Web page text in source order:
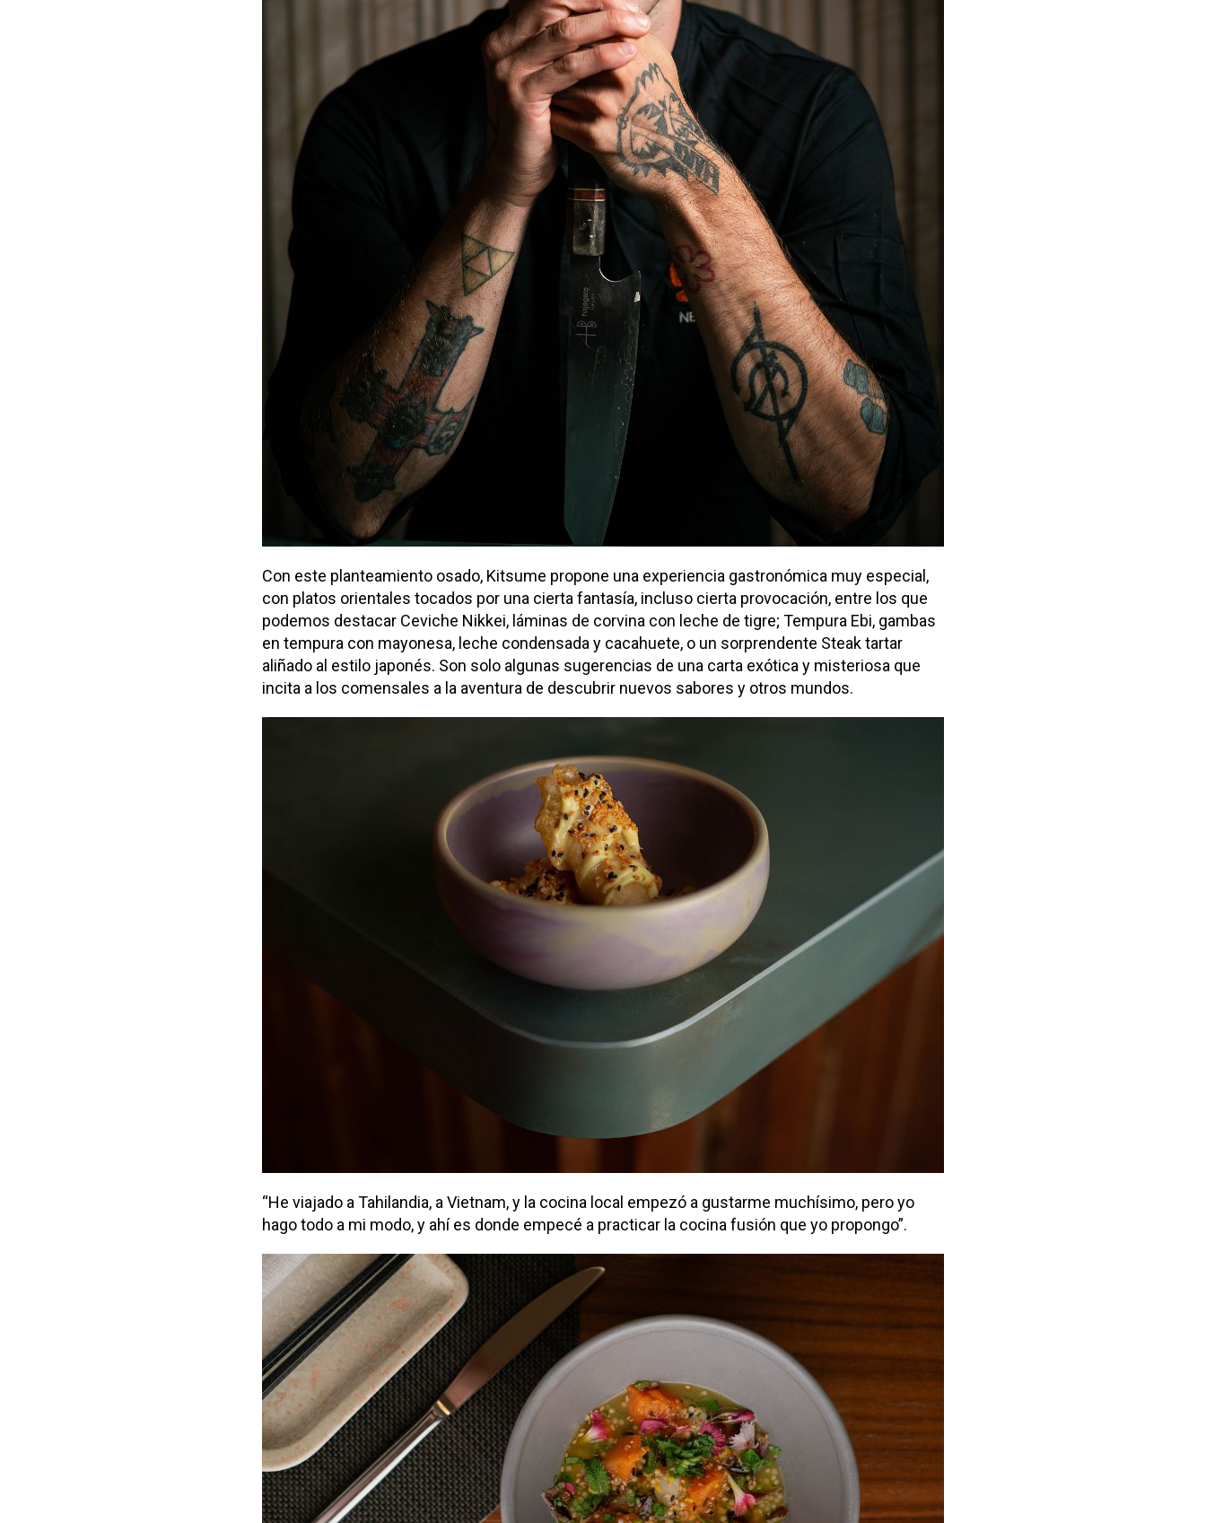
Con este planteamiento osado, Kitsume propone una experiencia gastronómica muy especial,
con platos orientales tocados por una cierta fantasía, incluso cierta provocación, entre los que
podemos destacar Ceviche Nikkei, láminas de corvina con leche de tigre; Tempura Ebi, gambas
en tempura con mayonesa, leche condensada y cacahuete, o un sorprendente Steak tartar
aliñado al estilo japonés. Son solo algunas sugerencias de una carta exótica y misteriosa que
incita a los comensales a la aventura de descubrir nuevos sabores y otros mundos.
“He viajado a Tahilandia, a Vietnam, y la cocina local empezó a gustarme muchísimo, pero yo
hago todo a mi modo, y ahí es donde empecé a practicar la cocina fusión que yo propongo”.